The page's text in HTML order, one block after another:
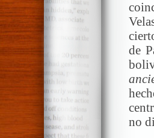
de
no